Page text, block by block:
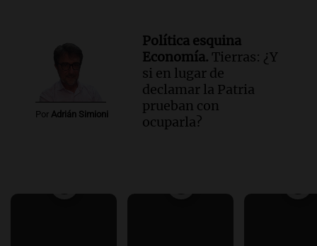
Por Adrián Simioni
Política esquina
Economía. Tierras: ¿Y
si en lugar de
declamar la Patria
prueban con
ocuparla?